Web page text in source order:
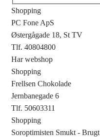
Shopping
PC Fone ApS
Østergågade 18, St TV
Tlf. 40804800
Har webshop
Shopping
Frellsen Chokolade
Jernbanegade 6
Tlf. 50603311
Shopping
Soroptimisten Smukt - Brugt